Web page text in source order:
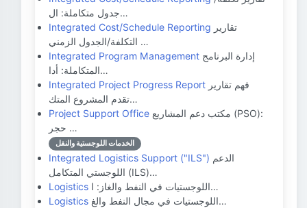
جدول متكاملة: ال…
Integrated Cost/Schedule Reporting
التكلفة/الجدول الزمني …
Integrated Program Management
المتكاملة: أدا…
Integrated Project Progress Report
تقدم المشروع المتك…
Project Support Office
حجر …
الخدمات اللوجستية والنقل
Integrated Logistics Support ("ILS")
اللوجستي المتكامل (ILS)…
Logistics
اللوجستيات في النفط والغاز: ا…
Logistics
اللوجستيات في مجال النفط والغ…